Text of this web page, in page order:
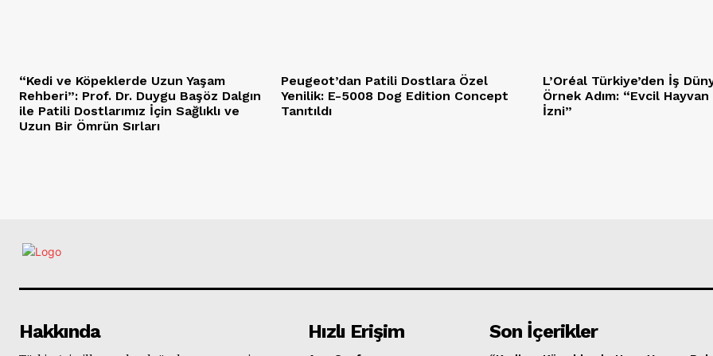
“Kedi ve Köpeklerde Uzun Yaşam
Rehberi”: Prof. Dr. Duygu Başöz Dalgın
ile Patili Dostlarımız İçin Sağlıklı ve
Uzun Bir Ömrün Sırları
Peugeot’dan Patili Dostlara Özel
Yenilik: E-5008 Dog Edition Concept
Tanıtıldı
L’Oréal Türkiye’den İş
Örnek Adım: “Evcil
İzni”
Hakkında Hızlı Erişim Son İçerikler